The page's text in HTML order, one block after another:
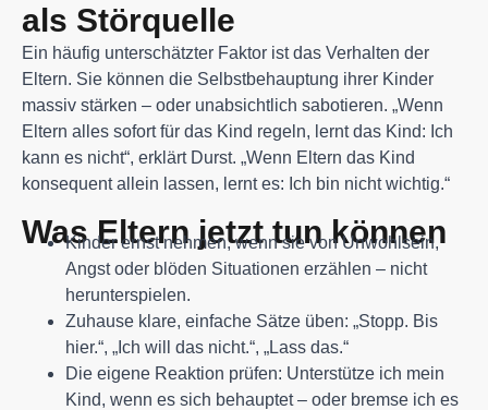
als Störquelle
Ein häufig unterschätzter Faktor ist das Verhalten der
Eltern. Sie können die Selbstbehauptung ihrer Kinder
massiv stärken – oder unabsichtlich sabotieren. „Wenn
Eltern alles sofort für das Kind regeln, lernt das Kind: Ich
kann es nicht“, erklärt Durst. „Wenn Eltern das Kind
konsequent allein lassen, lernt es: Ich bin nicht wichtig.“
Was Eltern jetzt tun können
Kinder ernst nehmen, wenn sie von Unwohlsein,
Angst oder blöden Situationen erzählen – nicht
herunterspielen.
Zuhause klare, einfache Sätze üben: „Stopp. Bis
hier.“, „Ich will das nicht.“, „Lass das.“
Die eigene Reaktion prüfen: Unterstütze ich mein
Kind, wenn es sich behauptet – oder bremse ich es